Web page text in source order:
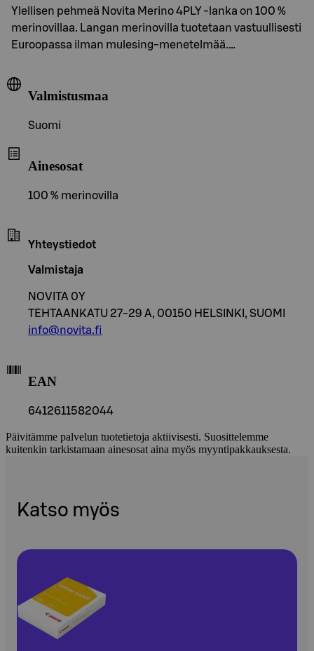
Ylellisen pehmeä Novita Merino 4PLY -lanka on 100 %
merinovillaa. Langan merinovilla tuotetaan vastuullisesti
Euroopassa ilman mulesing-menetelmää.…
Valmistusmaa
Suomi
Ainesosat
100 % merinovilla
Yhteystiedot
Valmistaja
NOVITA 0Y
TEHTAANKATU 27-29 A, 00150 HELSINKI, SUOMI
info@novita.fi
EAN
6412611582044
Päivitämme palvelun tuotetietoja aktiivisesti. Suosittelemme
kuitenkin tarkistamaan ainesosat aina myös myyntipakkauksesta.
Katso myös